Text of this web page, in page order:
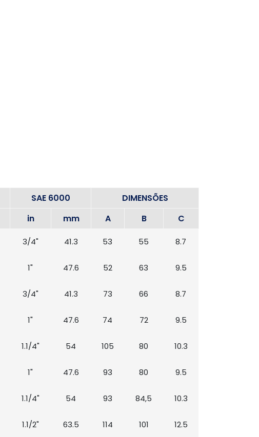
SAE 6000
DIMENSÕES
in mm A B C
3/4" 41.3 53 55 8.7
1" 47.6 52 63 9.5
3/4" 41.3 73 66 8.7
1" 47.6 74 72 9.5
1.1/4" 54 105 80 10.3
1" 47.6 93 80 9.5
1.1/4" 54 93 84,5 10.3
1.1/2" 63.5 114 101 12.5